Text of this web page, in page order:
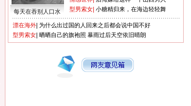
每天在吞别人口水
型男索女 小糖精归来，在海边轻轻舞
漂在海外 为什么出过国的人回来之后都会说中国不好
型男索女 晒晒自己的旗袍照 暴雨过后天空依旧晴朗